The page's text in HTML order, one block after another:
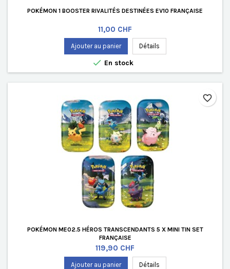
POKÉMON 1 BOOSTER RIVALITÉS DESTINÉES EV10 FRANÇAISE
Prix
11,00 CHF
Ajouter au panier Détails
 En stock
POKÉMON ME02.5 HÉROS TRANSCENDANTS 5 X MINI TIN SET
FRANÇAISE
Prix
119,90 CHF
Ajouter au panier Détails
favorite_border